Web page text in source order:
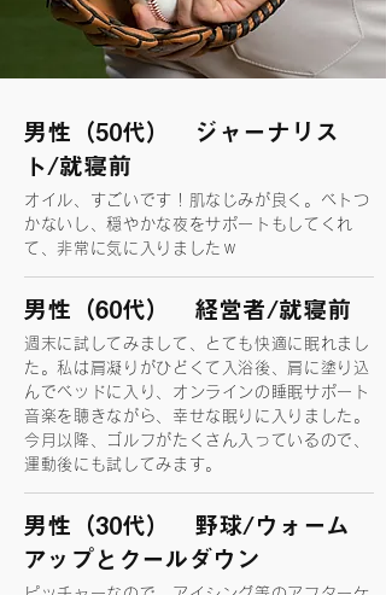
男性（50代） ジャーナリス
ト/就寝前
オイル、すごいです！肌なじみが良く。ベトつ
かないし、穏やかな夜をサポートもしてくれ
て、非常に気に入りましたｗ
男性（60代） 経営者/就寝前
週末に試してみまして、とても快適に眠れまし
た。私は肩凝りがひどくて入浴後、肩に塗り込
んでベッドに入り、オンラインの睡眠サポート
音楽を聴きながら、幸せな眠りに入りました。
今月以降、ゴルフがたくさん入っているので、
運動後にも試してみます。
男性（30代） 野球/ウォーム
アップとクールダウン